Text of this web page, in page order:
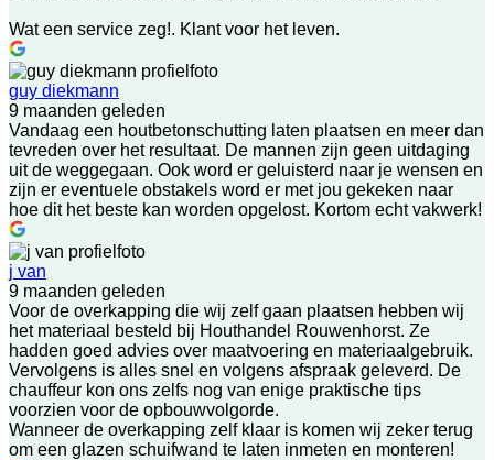
Wat een service zeg!. Klant voor het leven.
guy diekmann
9 maanden geleden
Vandaag een houtbetonschutting laten plaatsen en meer dan
tevreden over het resultaat. De mannen zijn geen uitdaging
uit de weggegaan. Ook word er geluisterd naar je wensen en
zijn er eventuele obstakels word er met jou gekeken naar
hoe dit het beste kan worden opgelost. Kortom echt vakwerk!
j van
9 maanden geleden
Voor de overkapping die wij zelf gaan plaatsen hebben wij
het materiaal besteld bij Houthandel Rouwenhorst. Ze
hadden goed advies over maatvoering en materiaalgebruik.
Vervolgens is alles snel en volgens afspraak geleverd. De
chauffeur kon ons zelfs nog van enige praktische tips
voorzien voor de opbouwvolgorde.
Wanneer de overkapping zelf klaar is komen wij zeker terug
om een glazen schuifwand te laten inmeten en monteren!